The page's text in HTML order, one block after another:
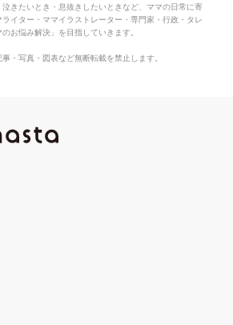
きたいとき・息抜きしたいときなど、ママの日常に寄
イター・ママイラストレーター・専門家・行政・タレ
お悩み解決」を目指していきます。
・写真・図表など無断転載を禁止します。